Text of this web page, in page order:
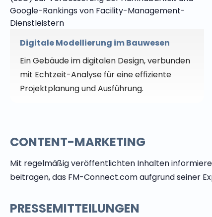
Digitale Modellierung im Bauwesen
Ein Gebäude im digitalen Design, verbunden
mit Echtzeit-Analyse für eine effiziente
Projektplanung und Ausführung.
CONTENT-MARKETING
Mit regelmäßig veröffentlichten Inhalten
beitragen, das FM-Connect.com aufgrund seiner
PRESSEMITTEILUNGEN